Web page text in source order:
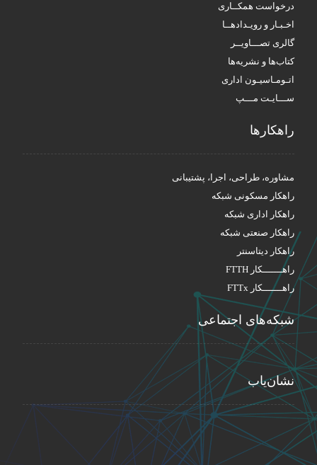
درخواست همکــاری
اخـبـار و رویـدادهــا
گالری تصـــاویــر
کتاب‌ها و نشریه‌ها
اتـومـاسیـون اداری
ســـایـت مـــپ
راهکار‌ها
مشاوره، طراحی، اجرا، پشتیبانی
راهکار مسکونی شبکه
راهکار اداری شبکه
راهکار صنعتی شبکه
راهکار دیتاسنتر
راهـــــــکار FTTH
راهـــــــکار FTTx
شبکه‌های اجتماعی
نشان‌یاب